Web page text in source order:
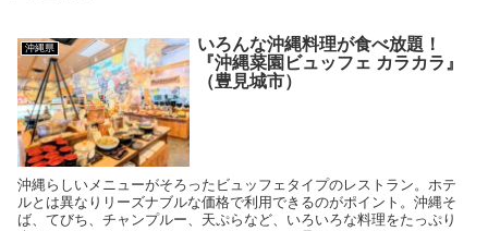
沖縄県
いろんな沖縄料理が食べ放題！
『沖縄菜園ビュッフェ カラカラ』
（豊見城市）
沖縄らしいメニューがそろったビュッフェタイプのレストラン。ホテ
ルとは異なりリーズナブルな価格で利用できるのがポイント。沖縄そ
ば、てびち、チャンプルー、天ぷらなど、いろいろな料理をたっぷり